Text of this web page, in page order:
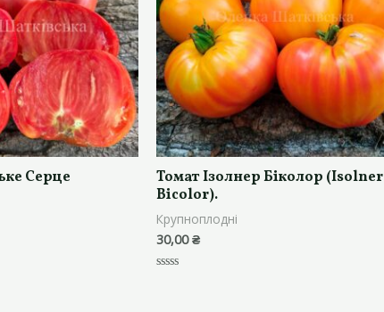
Серце
Томат Ізолнер Біколор (Isolner
Bicolor).
Крупноплодні
30,00₴